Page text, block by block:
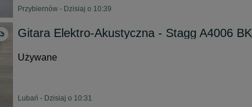
Przybiernów - Dzisiaj o 10:39
Gitara Elektro-Akustyczna - Stagg A4006 BK
Używane
Lubań - Dzisiaj o 10:31